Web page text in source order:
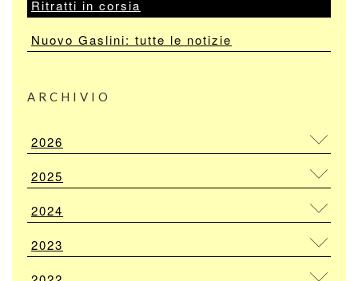
Ritratti in corsia
Nuovo Gaslini: tutte le notizie
ARCHIVIO
2026
2025
2024
2023